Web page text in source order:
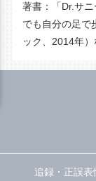
著書：「Dr.サ
でも自分の足で
ック、2014年）
追録・正誤表